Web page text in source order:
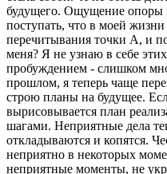
будущего. Ощущение опоры
поступать, что в моей
перечитывания точки А, и
меня? Я не узнаю в себе
пробуждением - слишком
прошлом, я теперь чаще
строю планы на будущее.
вырисовывается план
шагами. Неприятные дела
откладываются и копятся.
неприятно в некоторых
неприятные моменты, не